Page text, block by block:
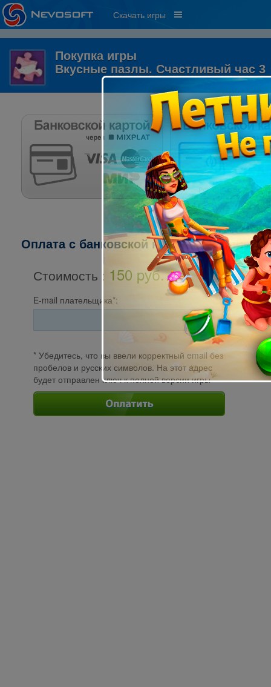
Скачать игры
Покупка игры
Вкусные пазлы. Счастливый час 3
Оплата с банковской карты через
Стоимость : 150 pуб.
E-mail плательщика*:
* Убедитесь, что вы ввели корректный email без
пробелов и русских символов. На этот адрес
будет отправлен ключ к полной версии игры